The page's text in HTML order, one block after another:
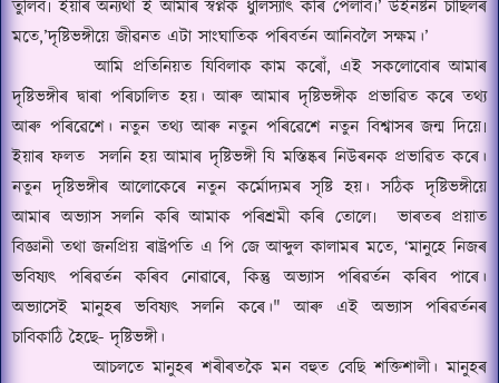
তুলিব৷ ইয়াৰ অন্যথা ই আমাৰ স্বপ্নক ধুলিস্যাৎ কৰি পেলাব৷’উইনষ্টন চাৰ্ছিলৰ
মতে,’দৃষ্টিভঙ্গীয়ে জীৱনত এটা সাংঘাতিক পৰিবৰ্তন আনিবলৈ সক্ষম।’
আমি প্রতিনিয়ত যিবিলাক কাম কৰোঁ, এই সকলোবোৰ আমাৰ
দৃষ্টিভঙ্গীৰ দ্বাৰা পৰিচালিত হয়। আৰু আমাৰ দৃষ্টিভঙ্গীক প্ৰভাৱিত কৰে তথ্য
আৰু পৰিৱেশে। নতুন তথ্য আৰু নতুন পৰিৱেশে নতুন বিশ্বাসৰ জন্ম দিয়ে৷
ইয়াৰ ফলত সলনি হয় আমাৰ দৃষ্টিভঙ্গী যি মস্তিষ্কৰ নিউৰনক প্ৰভাৱিত কৰে।
নতুন দৃষ্টিভঙ্গীৰ আলোকেৰে নতুন কৰ্মোদ্যমৰ সৃষ্টি হয়। সঠিক দৃষ্টিভঙ্গীয়ে
আমাৰ অভ্যাস সলনি কৰি আমাক পৰিশ্ৰমী কৰি তোলে৷
ভাৰতৰ প্রয়াত
বিজ্ঞানী তথা জনপ্রিয় ৰাষ্ট্রপতি এ পি জে আব্দুল কালামৰ মতে, ‘মানুহে নিজৰ
ভবিষ্যৎ পৰিৱৰ্তন কৰিব নোৱাৰে,কিন্তু অভ্যাস পৰিৱর্তন কৰিব পাৰে।
অভ্যাসেই মানুহৰ ভবিষ্যৎ সলনি কৰে।"আৰু এই অভ্যাস পৰিৱৰ্তনৰ
চাবিকাঠি হৈছে- দৃষ্টিভঙ্গী।
আচলতে মানুহৰ শৰীৰতকৈ মন বহুত বেছি শক্তিশালী। মানুহৰ